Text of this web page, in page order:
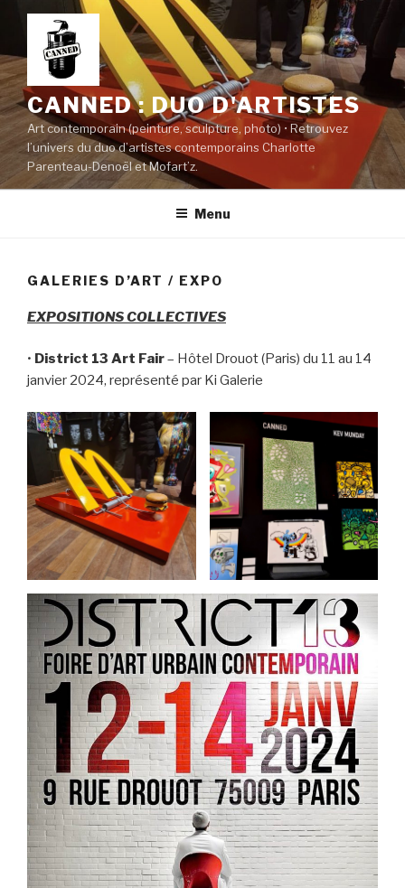
contenu
principal
CANNED : DUO D'ARTISTES
Art contemporain (peinture, sculpture, photo) • Retrouvez
l’univers du duo d’artistes contemporains Charlotte
Parenteau-Denoël et Mofart’z.
Menu
GALERIES D’ART / EXPO
EXPOSITIONS COLLECTIVES
• District 13 Art Fair– Hôtel Drouot (Paris) du 11 au 14
janvier 2024, représenté par Ki Galerie